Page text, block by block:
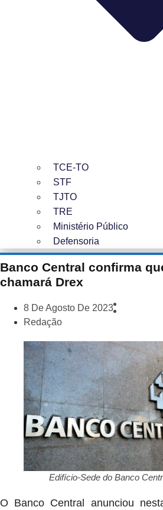
TCE-TO
STF
TJTO
TRE
Ministério Público
Defensoria
Banco Central confirma
chamará Drex
8 De Agosto De 2023
Redação
Edifício-Sede do Banco
O Banco Central anunciou